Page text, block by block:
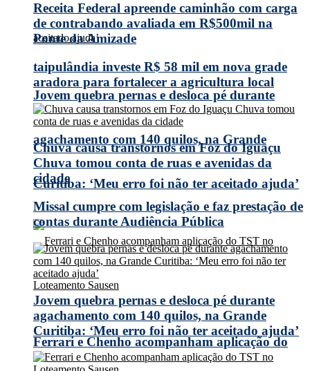
Jovem quebra pernas e desloca pé durante
agachamento com 140 quilos, na Grande
Curitiba: ‘Meu erro foi não ter aceitado ajuda’
Ferrari e Chenho acompanham aplicação do
Receita Federal apreende caminhão com carga
de contrabando avaliada em R$500mil na
Ponte da Amizade
taipulândia investe R$ 58 mil em nova grade
aradora para fortalecer a agricultura local
Chuva causa transtornos em Foz do Iguaçu
Chuva tomou conta de ruas e avenidas da
cidade
Missal cumpre com legislação e faz prestação de
contas durante Audiência Pública
Jovem quebra pernas e desloca pé durante
agachamento com 140 quilos, na Grande
Curitiba: ‘Meu erro foi não ter aceitado ajuda’